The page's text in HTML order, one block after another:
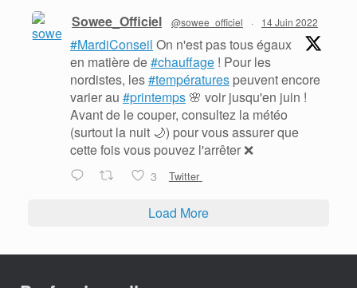
Sowee_Officiel @sowee_officiel · 14 Juin 2022
#MardiConseil On n'est pas tous égaux
en matière de#chauffage ! Pour les
nordistes, les#températures peuvent encore
varier au #printemps 🌸 voir jusqu'en juin !
Avant de le couper, consultez la météo
(surtout la nuit 🌙) pour vous assurer que
cette fois vous pouvez l'arrêter ❌
3 Twitter
Load More